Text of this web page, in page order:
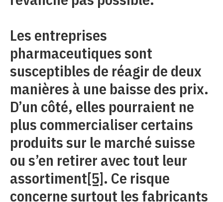
Les entreprises
pharmaceutiques sont
susceptibles de réagir de deux
manières à une baisse des prix.
D’un côté, elles pourraient ne
plus commercialiser certains
produits sur le marché suisse
ou s’en retirer avec tout leur
assortiment[5]. Ce risque
concerne surtout les fabricants